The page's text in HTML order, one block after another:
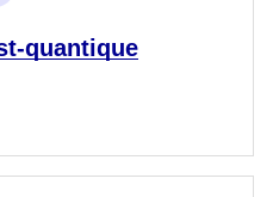
quantique